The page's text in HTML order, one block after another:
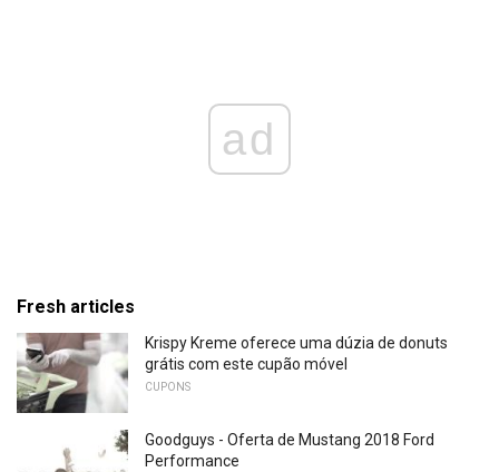
ad
Fresh articles
Krispy Kreme oferece uma dúzia de donuts
grátis com este cupão móvel
CUPONS
Goodguys - Oferta de Mustang 2018 Ford
Performance